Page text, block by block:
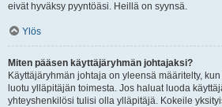
eivät hyväksy pyyntöäsi. Heillä on syynsä.
Ylös
Miten pääsen käyttäjäryhmän johtajaksi?
Käyttäjäryhmän johtaja on yleensä määritelty,
luotu ylläpitäjän toimesta. Jos haluat luoda
yhteyshenkilösi tulisi olla ylläpitäjä. Kokeile